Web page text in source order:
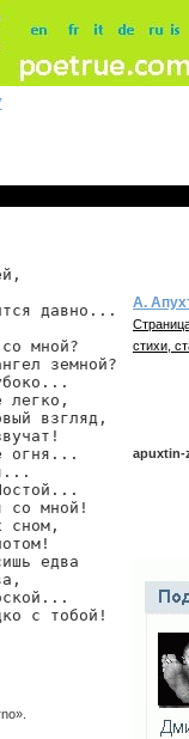
давно...
мной?
земной?
легко,
взгляд,
огня...
со мной!
сном,
едва
с тобой!
А.
стихи,
apuxtin-